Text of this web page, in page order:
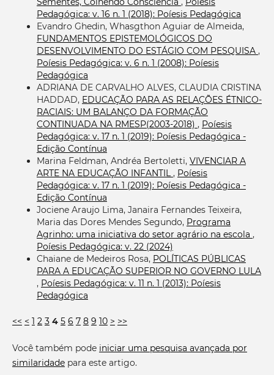
Pedagógica: v. 16 n. 1 (2018): Poíesis Pedagógica
Evandro Ghedin, Whasgthon Aguiar de Almeida,
FUNDAMENTOS EPISTEMOLÓGICOS DO
DESENVOLVIMENTO DO ESTÁGIO COM PESQUISA ,
Poíesis Pedagógica: v. 6 n. 1 (2008): Poíesis
Pedagógica
ADRIANA DE CARVALHO ALVES, CLAUDIA CRISTINA
HADDAD, EDUCAÇÃO PARA AS RELAÇÕES ÉTNICO-
RACIAIS: UM BALANÇO DA FORMAÇÃO
CONTINUADA NA RMESP(2003-2018) , Poíesis
Pedagógica: v. 17 n. 1 (2019): Poíesis Pedagógica -
Edição Contínua
Marina Feldman, Andréa Bertoletti, VIVENCIAR A
ARTE NA EDUCAÇÃO INFANTIL, Poíesis
Pedagógica: v. 17 n. 1 (2019): Poíesis Pedagógica -
Edição Contínua
Jociene Araujo Lima, Janaira Fernandes Teixeira,
Maria das Dores Mendes Segundo, Programa
Agrinho: uma iniciativa do setor agrário na escola ,
Poíesis Pedagógica: v. 22 (2024)
Chaiane de Medeiros Rosa, POLÍTICAS PÚBLICAS
PARA A EDUCAÇÃO SUPERIOR NO GOVERNO LULA
, Poíesis Pedagógica: v. 11 n. 1 (2013): Poíesis
Pedagógica
<< < 1 2 3 4 5 6 7 8 9 10 > >>
Você também pode iniciar uma pesquisa avançada por
similaridadepara este artigo.